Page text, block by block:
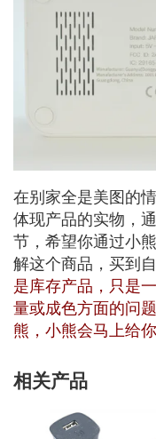
在别家全是美图的
体现产品的实物，
节，希望你通过小
解这个商品，买到
是库存产品，只是
量或成色方面的问
熊，小熊会马上给你
相关产品